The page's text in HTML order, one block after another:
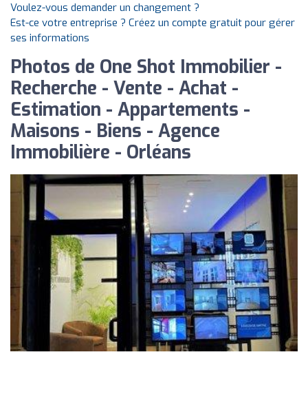
Voulez-vous demander un changement ?
Est-ce votre entreprise ? Créez un compte gratuit pour gérer
ses informations
Photos de One Shot Immobilier -
Recherche - Vente - Achat -
Estimation - Appartements -
Maisons - Biens - Agence
Immobilière - Orléans